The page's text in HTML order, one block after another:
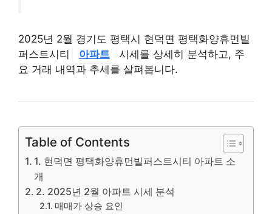
2025년 2월 경기도 평택시 현덕면 평택화양휴먼빌
퍼스트시티
아파트
시세를 상세히 분석하고, 주
요 거래 내역과 추세를 살펴봅니다.
Table of Contents
1. 현덕면 평택화양휴먼빌퍼스트시티 아파트 소
개
2. 2025년 2월 아파트 시세 분석
매매가 상승 요인